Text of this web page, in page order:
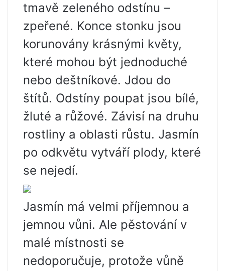
tmavě zeleného odstínu –
zpeřené. Konce stonku jsou
korunovány krásnými květy,
které mohou být jednoduché
nebo deštníkové. Jdou do
štítů. Odstíny poupat jsou bílé,
žluté a růžové. Závisí na druhu
rostliny a oblasti růstu. Jasmín
po odkvětu vytváří plody, které
se nejedí.
Jasmín má velmi příjemnou a
jemnou vůni. Ale pěstování v
malé místnosti se
nedoporučuje, protože vůně